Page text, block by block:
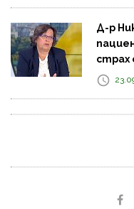
Д-р
страх